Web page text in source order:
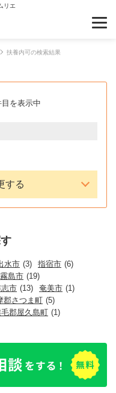
リエ
扶養内可の検索結果
目を表示中
する
水市 (3) 指宿市 (6)
霧島市 (19)
市 (13) 奄美市 (1)
郡さつま町 (5)
毛郡屋久島町 (1)